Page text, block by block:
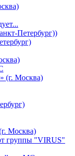
Петербург))
(г. Москва)
Москва)
группы "VIRUS"